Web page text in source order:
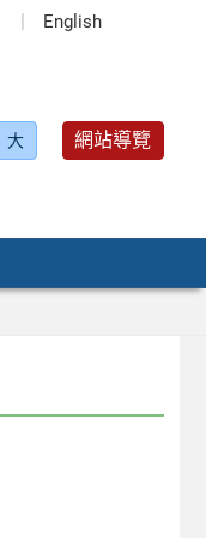
English
大 網站導覽